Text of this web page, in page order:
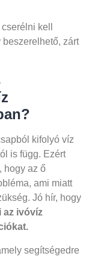
kell
zárt
kifolyó víz
is függ. Ezért
hogy az ő
ami miatt
Jó hír, hogy
az ivóvíz
segítségedre